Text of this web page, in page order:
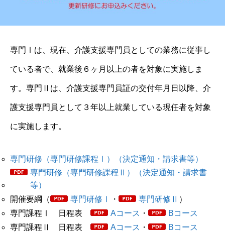
専門Ⅰは、現在、介護支援専門員としての業務に従事し
ている者で、就業後６ヶ月以上の者を対象に実施しま
す。専門Ⅱは、介護支援専門員証の交付年月日以降、介
護支援専門員として３年以上就業している現任者を対象
に実施します。
専門研修（専門研修課程Ⅰ）（決定通知・請求書等）
専門研修（専門研修課程Ⅱ）（決定通知・請求書
等）
開催要綱（
専門研修Ⅰ ・ 専門研修Ⅱ ）
専門課程Ⅰ 日程表
Aコース ・
Bコース
専門課程Ⅱ 日程表
Aコース ・
Bコース